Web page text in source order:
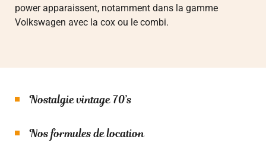
power apparaissent, notamment dans la gamme
Volkswagen avec la cox ou le combi.
Nostalgie vintage 70’s
Nos formules de location